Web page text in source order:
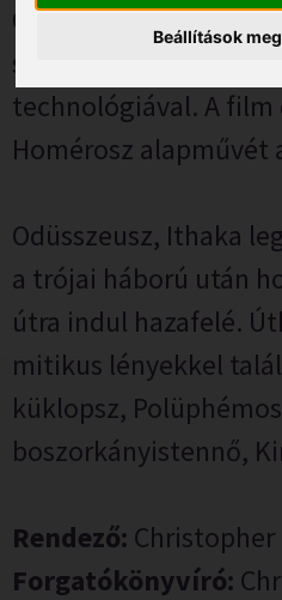
Beállítások
Odüsszeia egy
számos helyszínen
technológiával. A film
Homérosz alapművét
Odüsszeusz, Ithaka
a trójai háború után
útra indul hazafelé.
mitikus lényekkel
küklopsz,
boszorkányistennő,
Rendező: Christopher
Forgatókönyvíró: